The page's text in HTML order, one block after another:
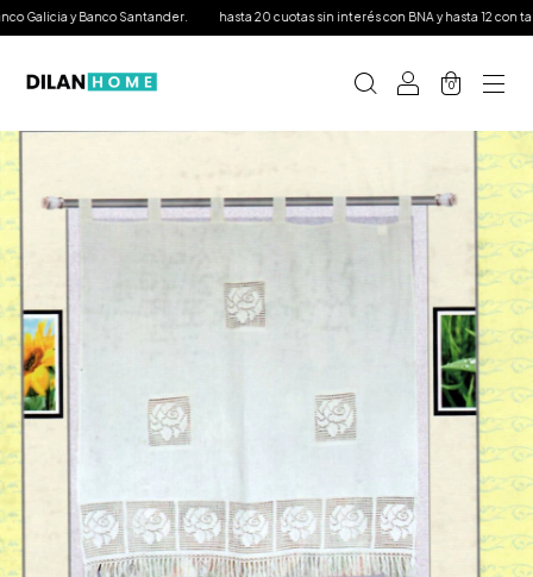
y Banco Santander. hasta 20 cuotas sin interés con BNA y hasta 12 con tarjeta
0